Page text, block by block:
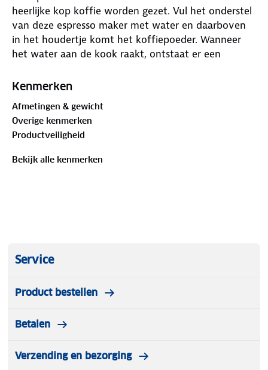
heerlijke kop koffie worden gezet. Vul het onderstel
van deze espresso maker met water en daarboven
in het houdertje komt het koffiepoeder. Wanneer
het water aan de kook raakt, ontstaat er een
Kenmerken
Afmetingen & gewicht
Overige kenmerken
Productveiligheid
Bekijk alle kenmerken
Service
Product bestellen
Betalen
Verzending en bezorging